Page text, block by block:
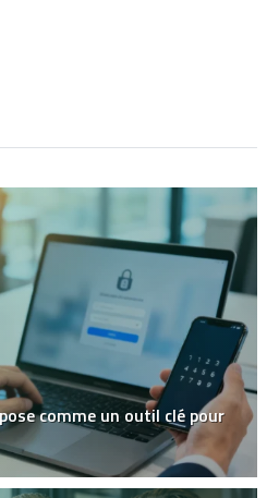
comme un outil clé pour